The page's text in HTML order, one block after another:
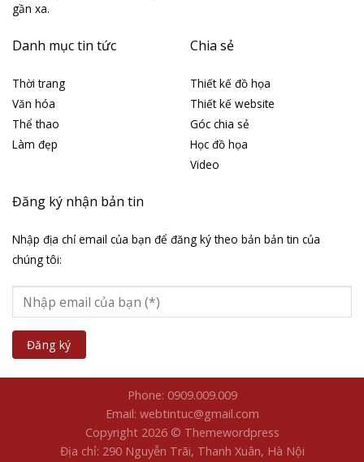
gần xa.
Danh mục tin tức
Thời trang
Văn hóa
Thể thao
Làm đẹp
Chia sẻ
Thiết kế đồ họa
Thiết kế website
Góc chia sẻ
Học đồ họa
Video
Đăng ký nhận bản tin
Nhập địa chỉ email của bạn để đăng ký theo bản bản tin của
chúng tôi:
Phone: 0909.009.009
Email: webtintuc@gmail.com
Copyright 2026 © Themewordpress
Địa chỉ: 290 Nguyễn Trãi, Thanh Xuân, Hà Nội